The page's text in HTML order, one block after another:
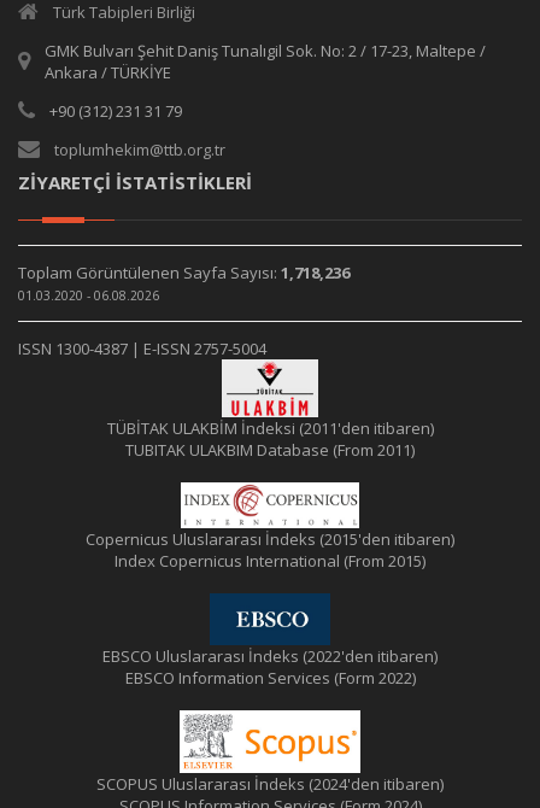
Türk Tabipleri Birliği
GMK Bulvarı Şehit Daniş Tunalıgil Sok. No: 2 / 17-23, Maltepe /
Ankara / TÜRKİYE
+90 (312) 231 31 79
toplumhekim@ttb.org.tr
ZİYARETÇİ İSTATİSTİKLERİ
Toplam Görüntülenen Sayfa Sayısı: 1,718,236
01.03.2020 - 06.08.2026
ISSN 1300-4387 | E-ISSN 2757-5004
TÜBİTAK ULAKBİM İndeksi (2011'den itibaren)
TUBITAK ULAKBIM Database (From 2011)
Copernicus Uluslararası İndeks (2015'den itibaren)
Index Copernicus International (From 2015)
EBSCO Uluslararası İndeks (2022'den itibaren)
EBSCO Information Services (Form 2022)
SCOPUS Uluslararası İndeks (2024'den itibaren)